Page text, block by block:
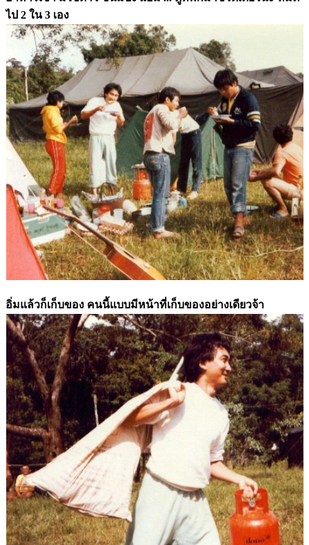
ไป 2 ใน 3 เอง
อิ่มแล้วก็เก็บของ คนนี้แบบมีหน้าที่เก็บของอย่างเดียวจ้า